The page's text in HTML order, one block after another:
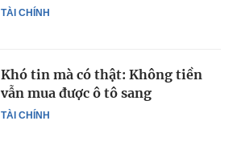
TÀI CHÍNH
TÀI CHÍNH
Khó tin mà có thật: Không tiền
vẫn mua được ô tô sang